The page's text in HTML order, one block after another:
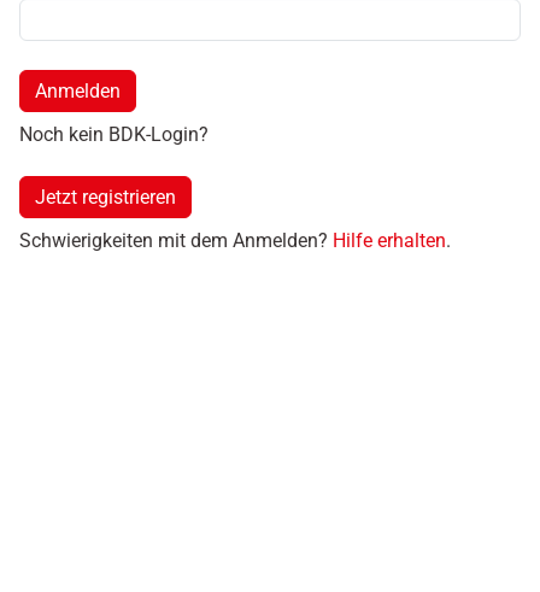
Anmelden
Noch kein BDK-Login?
Jetzt registrieren
Schwierigkeiten mit dem Anmelden? Hilfe erhalten.